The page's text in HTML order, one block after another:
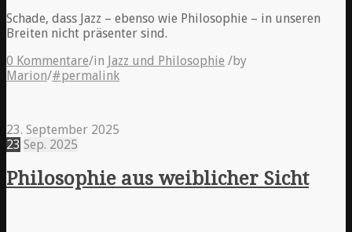
Schade, dass Jazz – ebenso wie Philosophie – in unseren
Breiten nicht präsenter sind.
0 Kommentare/in Jazz und Philosophie /by
Marion/#permalink
23. September 2025
23 Sep. 2025
Philosophie aus weiblicher Sicht